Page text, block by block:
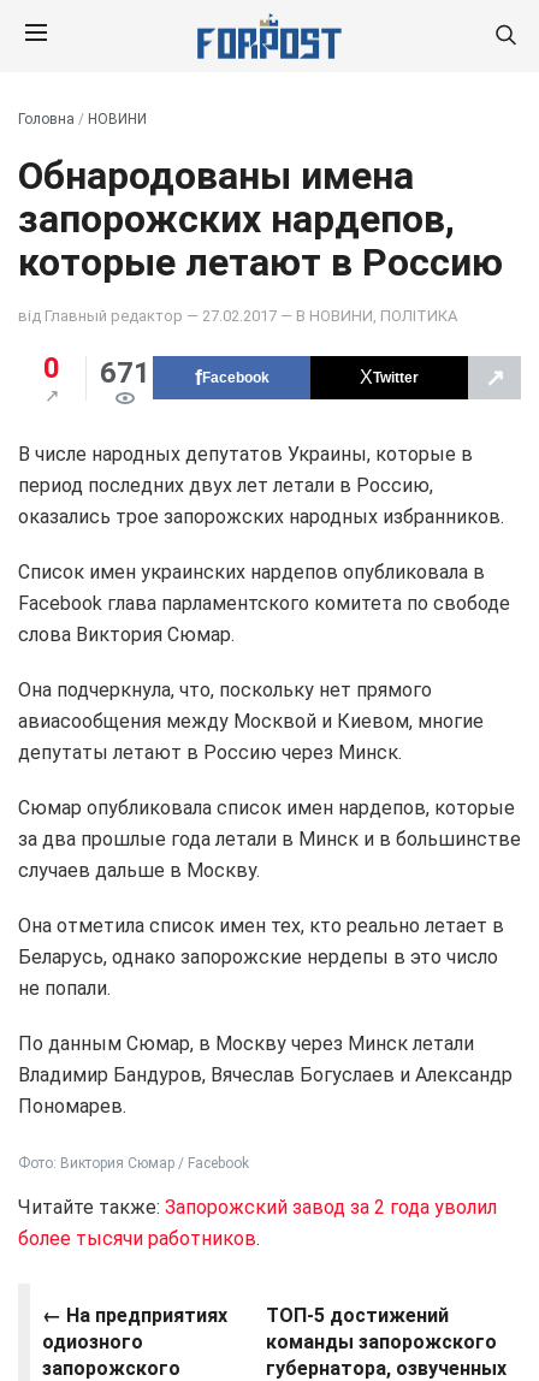
Головна / НОВИНИ
Обнародованы имена
запорожских нардепов,
которые летают в Россию
від Главный редактор — 27.02.2017 — В НОВИНИ ПОЛІТИКА
0 671 Facebook Twitter ↗
В числе народных депутатов Украины, которые в
период последних двух лет летали в Россию,
оказались трое запорожских народных избранников.
Список имен украинских нардепов опубликовала в
Facebook глава парламентского комитета по свободе
слова Виктория Сюмар.
Она подчеркнула, что, поскольку нет прямого
авиасообщения между Москвой и Киевом, многие
депутаты летают в Россию через Минск.
Сюмар опубликовала список имен нардепов, которые
за два прошлые года летали в Минск и в большинстве
случаев дальше в Москву.
Она отметила список имен тех, кто реально летает в
Беларусь, однако запорожские нердепы в это число
не попали.
По данным Сюмар, в Москву через Минск летали
Владимир Бандуров, Вячеслав Богуслаев и Александр
Пономарев.
Фото: Виктория Сюмар / Facebook
Читайте также: Запорожский завод за 2 года уволил
более тысячи работников.
← На предприятиях
одиозного
запорожского
ТОП-5 достижений
команды запорожского
губернатора, озвученных